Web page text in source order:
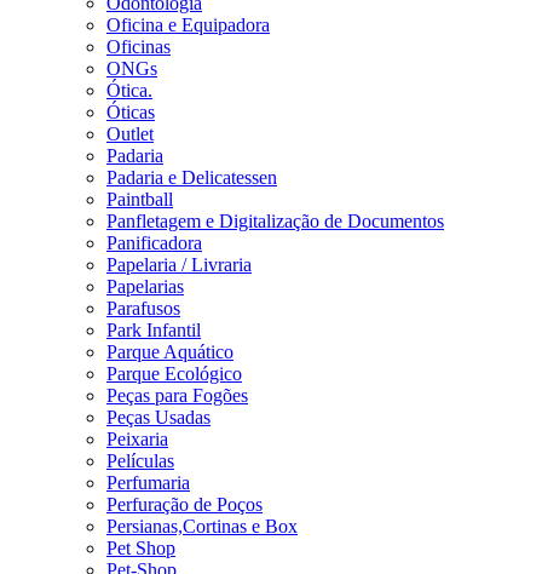
Oficina e Equipadora
Oficinas
ONGs
Ótica.
Óticas
Outlet
Padaria
Padaria e Delicatessen
Paintball
Panfletagem e Digitalização de Documentos
Panificadora
Papelaria / Livraria
Papelarias
Parafusos
Park Infantil
Parque Aquático
Parque Ecológico
Peças para Fogões
Peças Usadas
Peixaria
Películas
Perfumaria
Perfuração de Poços
Persianas,Cortinas e Box
Pet Shop
Pet-Shop